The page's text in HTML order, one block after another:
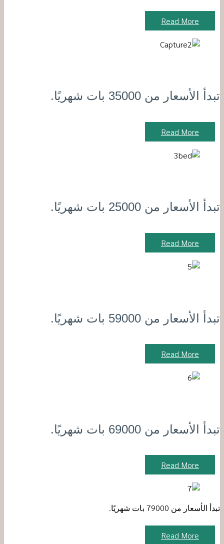
Read More
تبدأ الأسعار من 35000 بات شهريًا.
Read More
تبدأ الأسعار من 25000 بات شهريًا.
Read More
تبدأ الأسعار من 59000 بات شهريًا.
Read More
تبدأ الأسعار من 69000 بات شهريًا.
Read More
تبدأ الأسعار من 79000 بات شهريًا.
Read More